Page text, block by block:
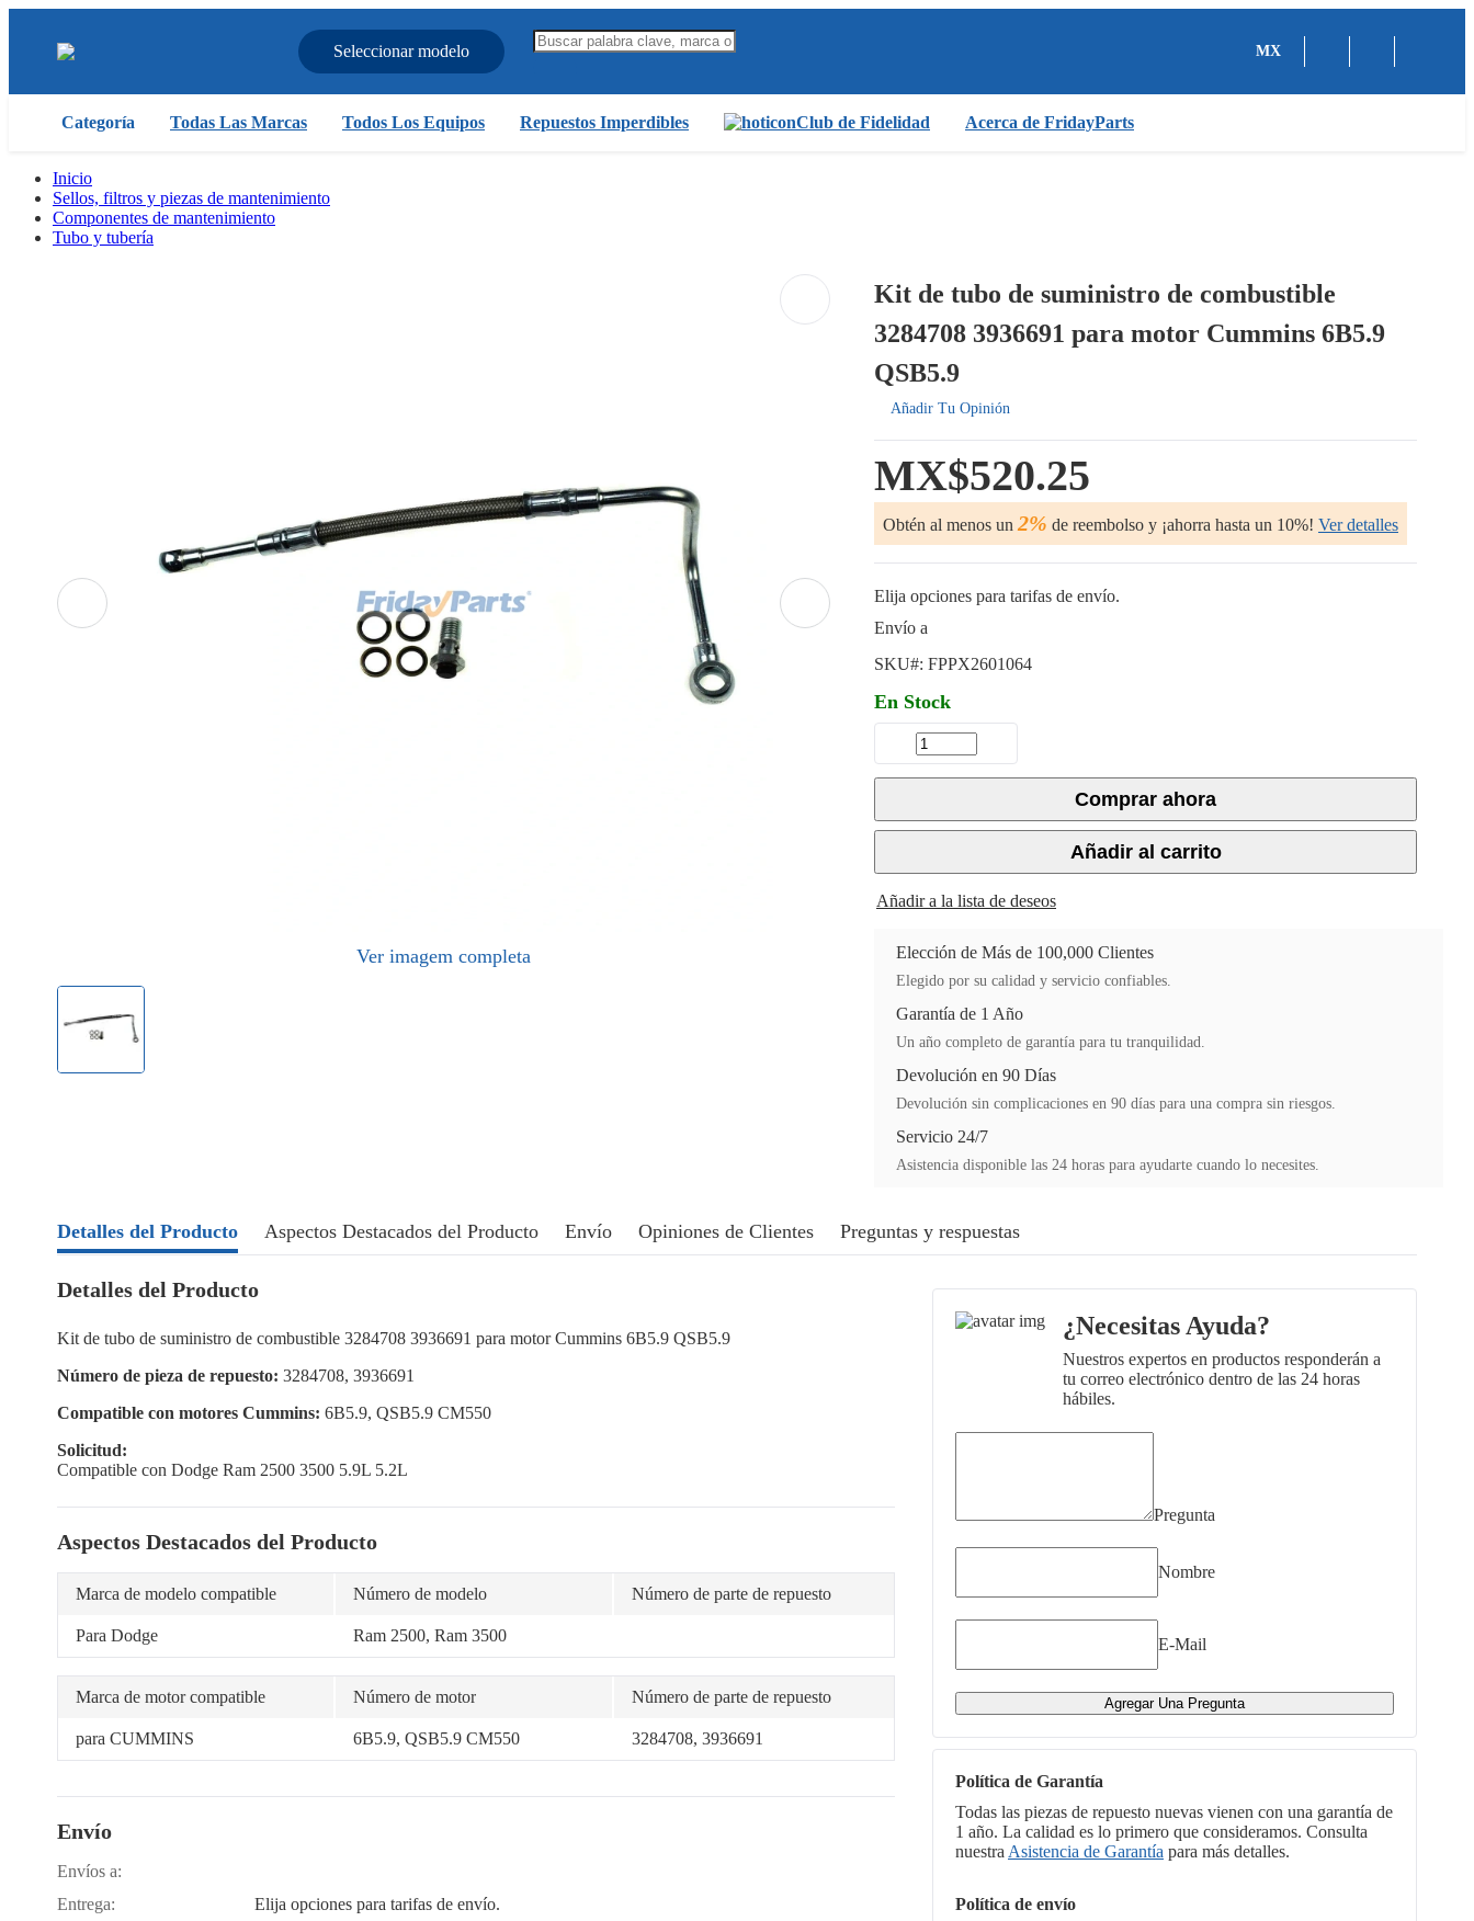
Seleccionar modelo MX
Categoría Todas Las Marcas Todos Los Equipos Repuestos Imperdibles Club de Fidelidad Acerca de FridayParts
Inicio
Sellos, filtros y piezas de mantenimiento
Componentes de mantenimiento
Tubo y tubería
Ver imagem completa
Kit de tubo de suministro de combustible
3284708 3936691 para motor Cummins 6B5.9
QSB5.9
Añadir Tu Opinión
MX$520.25
Obtén al menos un 2% de reembolso y ¡ahorra hasta un 10%! Ver detalles
Elija opciones para tarifas de envío.
Envío a
SKU#: FPPX2601064
En Stock
Comprar ahora
Añadir al carrito
Añadir a la lista de deseos
Elección de Más de 100,000 Clientes
Elegido por su calidad y servicio confiables.
Garantía de 1 Año
Un año completo de garantía para tu tranquilidad.
Devolución en 90 Días
Devolución sin complicaciones en 90 días para una compra sin riesgos.
Servicio 24/7
Asistencia disponible las 24 horas para ayudarte cuando lo necesites.
Detalles del Producto Aspectos Destacados del Producto Envío Opiniones de Clientes Preguntas y respuestas
Detalles del Producto
Kit de tubo de suministro de combustible 3284708 3936691 para motor Cummins 6B5.9 QSB5.9
Número de pieza de repuesto: 3284708, 3936691
Compatible con motores Cummins: 6B5.9, QSB5.9 CM550
Solicitud:
Compatible con Dodge Ram 2500 3500 5.9L 5.2L
Aspectos Destacados del Producto
Marca de modelo compatible Número de modelo Número de parte de repuesto
Para Dodge Ram 2500, Ram 3500
Marca de motor compatible Número de motor Número de parte de repuesto
para CUMMINS 6B5.9, QSB5.9 CM550 3284708, 3936691
Envío
Envíos a:
Entrega:
Elija opciones para tarifas de envío.
¿Necesitas Ayuda?
Nuestros expertos en productos responderán a
tu correo electrónico dentro de las 24 horas
hábiles.
Pregunta
Nombre
E-Mail
Agregar Una Pregunta
Política de Garantía
Todas las piezas de repuesto nuevas vienen con una garantía de
1 año. La calidad es lo primero que consideramos. Consulta
nuestra Asistencia de Garantía para más detalles.
Política de envío